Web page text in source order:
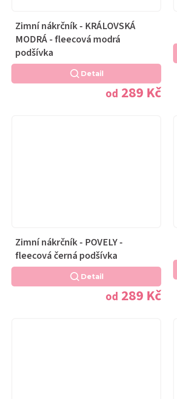
Zimní nákrčník - KRÁLOVSKÁ
MODRÁ - fleecová modrá
podšívka
od 289 Kč
Detail
Zimní nákrčník - POVELY -
fleecová černá podšívka
od 289 Kč
Detail